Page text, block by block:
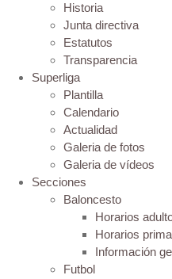
Historia
Junta directiva
Estatutos
Transparencia
Superliga
Plantilla
Calendario
Actualidad
Galeria de fotos
Galeria de vídeos
Secciones
Baloncesto
Horarios
Horarios
Información
Futbol